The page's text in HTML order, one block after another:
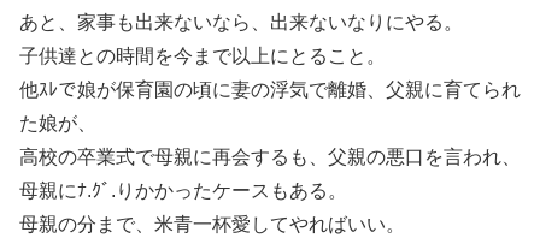
あと、家事も出来ないなら、出来ないなりにやる。
子供達との時間を今まで以上にとること。
他ｽﾚで娘が保育園の頃に妻の浮気で離婚、父親に育てられ
た娘が、
高校の卒業式で母親に再会するも、父親の悪口を言われ、
母親にﾅ.ｸﾞ.りかかったケースもある。
母親の分まで、米青一杯愛してやればいい。